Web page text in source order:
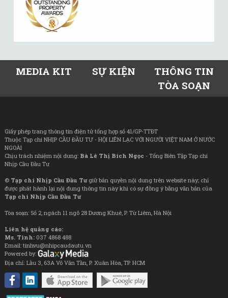
MEDIA KIT SỰ KIỆN
THÔNG TIN
TÒA SOẠN
Giấy phép trang thông tin điện tử tổng hợp số 41/GP-TTĐT
Thuộc Tạp chí NHỊP CẦU ĐẦU TƯ - HỘI LIÊN LẠC VỚI NGƯỜI VIỆT NAM Ở NƯỚC
NGOÀI
Chịu trách nhiệm nội dung: Bà Lê Thị Bích Ngọc - Tổng Biên Tập Tạp chí
Nhịp Cầu Đầu Tư
© Tạp chí Nhịp Cầu Đầu Tưgiữ bản quyền nội dung trên website này; chỉ
được phát hành lại nội dung thông tin này khi có sự đồng ý bằng văn bản của
Tạp chí Nhịp Cầu Đầu Tư
Tòa soạn: Số 2, ngách 11 ngõ 28 Dương Khuê, P. Từ Liêm, Hà Nội
Liên hệ quảng cáo:
Ms. Tình: 037 4868 488
Email: tinhvu@nhipcaudautu.vn
Powered by:
Địa chỉ: Lầu 3, 63A Võ Văn Tần, P. Xuân Hòa, TP. HCM